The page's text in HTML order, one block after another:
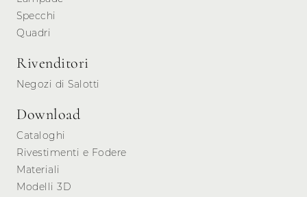
Specchi
Quadri
Rivenditori
Negozi di Salotti
Download
Cataloghi
Rivestimenti e Fodere
Materiali
Modelli 3D